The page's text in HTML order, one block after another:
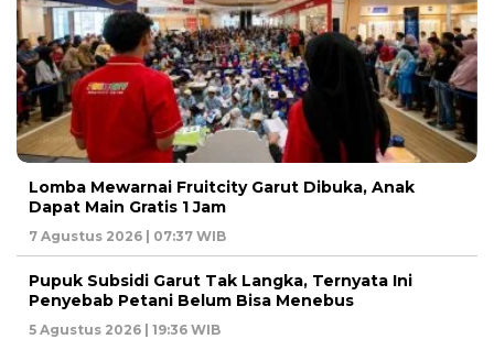
Lomba Mewarnai Fruitcity Garut Dibuka, Anak
Dapat Main Gratis 1 Jam
7 Agustus 2026 | 07:37 WIB
Pupuk Subsidi Garut Tak Langka, Ternyata Ini
Penyebab Petani Belum Bisa Menebus
5 Agustus 2026 | 19:36 WIB